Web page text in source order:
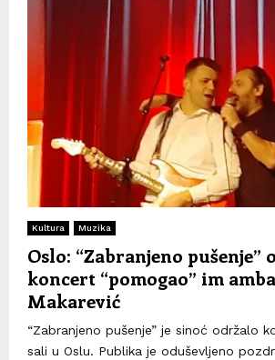
Kultura Muzika
Oslo: “Zabranjeno pušenje”
koncert “pomogao” im
Makarević
“Zabranjeno pušenje” je sinoć održalo
sali u Oslu. Publika je oduševljeno